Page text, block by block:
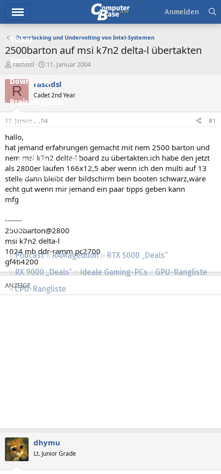
Ticker
Tests
Downloads
Preisvergleich
Forum
Aktuelles
Empfohlene Inhalte
Neue Beiträge
Neueste Aktivitäten
Regeln
Podcast RAMageddon
RTX 5000 „Deals“
RX 9000 „Deals“
Ideale Gaming-PCs
GPU-Rangliste
CPU-Rangliste
Anmelden
Overclocking und Undervolting von Intel-Systemen
2500barton auf msi k7n2 delta-l übertakten
E
s
t
e
e
r
rastidsl
E
s
e
l
t
11. Januar 2004
R rastidsl
Cadet 2nd Year
11. Januar 2004 #1
hallo,
hat jemand erfahrungen gemacht mit nem 2500 barton und
nem msi k7n2 delta-l board zu übertakten.ich habe den jetzt
als 2800er laufen 166x12,5 aber wenn ich den multi auf 13
stelle dann bleibt der bildschirm bein booten schwarz,wäre
echt gut wenn mir jemand ein paar tipps geben kann
mfg
-------
2500barton@2800
msi k7n2 delta-l
1024 mb ddr-ramm pc2700
gf4ti4200
dhymu
Lt. Junior Grade